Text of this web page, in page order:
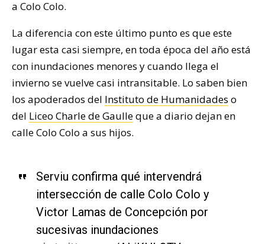
a Colo Colo.
La diferencia con este último punto es que este
lugar esta casi siempre, en toda época del año está
con inundaciones menores y cuando llega el
invierno se vuelve casi intransitable. Lo saben bien
los apoderados del Instituto de Humanidades o
del Liceo Charle de Gaulleque a diario dejan en
calle Colo Colo a sus hijos.
Serviu confirma qué intervendrá
intersección de calle Colo Colo y
Victor Lamas de Concepción por
sucesivas inundaciones